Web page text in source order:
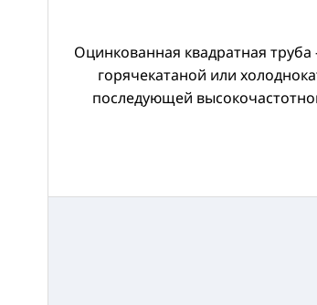
Оцинкованная квадратная
горячекатаной или
последующей